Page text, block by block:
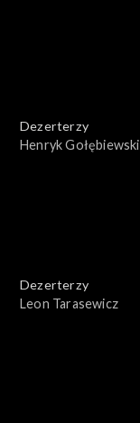
Dezerterzy
Henryk Gołębiewski
Dezerterzy
Leon Tarasewicz